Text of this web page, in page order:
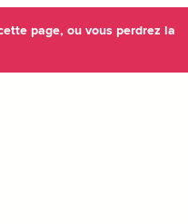
page, ou vous perdrez la